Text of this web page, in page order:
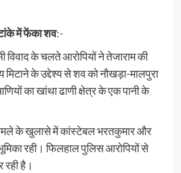
में फेंका शव:-
के चलते आरोपियों ने तेजाराम की
मिटाने के उद्देश्य से शव को नौखड़ा-मालपुरा
का खांथा ढाणी क्षेत्र के एक पानी के
के खुलासे में कांस्टेबल भरतकुमार और
रही। फिलहाल पुलिस आरोपियों से
है।